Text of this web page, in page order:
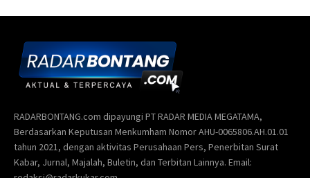
RADARBONTANG.com dipayungi PT RADAR MEDIA MEGATAMA,
Berdasarkan Keputusan Menkumham Nomor AHU-0065806.AH.01.01
tahun 2021, dengan aktivitas Perusahaan Pers, Penerbitan Surat
Kabar, Jurnal, Majalah, Buletin, dan Terbitan Lainnya. Email: